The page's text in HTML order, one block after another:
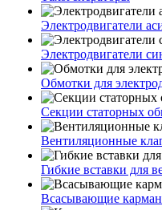
Электродвигатели
Электродвигатели
Обмотки для
Секции статорных
Вентиляционные
Гибкие вставки для
Всасывающие